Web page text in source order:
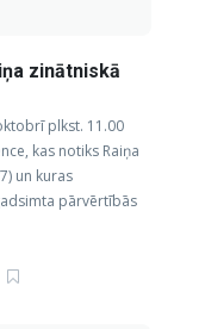
zinātniskā
plkst. 11.00
kas notiks Raiņa
un kuras
pārvērtībās